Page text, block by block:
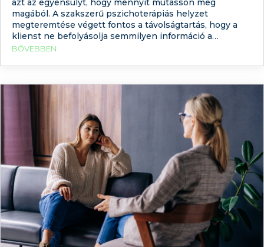
azt az egyensúlyt, hogy mennyit mutasson meg
magából. A szakszerű pszichoterápiás helyzet
megteremtése végett fontos a távolságtartás, hogy a
klienst ne befolyásolja semmilyen információ a
terapeutáról. Ugyanakkor annak, akinek segítségre van
szakember választásban. Arról már írtunk, hogy mi a
BŐVEBBEN